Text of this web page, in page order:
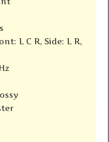
L C R, Side: L R,